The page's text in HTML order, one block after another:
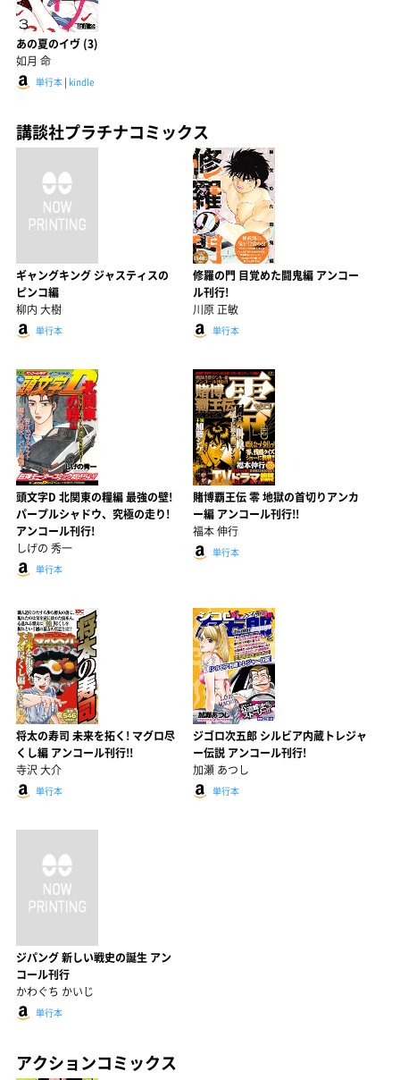
あの夏のイヴ (3)
如月 命
単行本 | kindle
講談社プラチナコミックス
ギャングキング ジャスティスの
ピンコ編
柳内 大樹
単行本
修羅の門 目覚めた闘鬼編 アンコー
ル刊行!
川原 正敏
単行本
頭文字D 北関東の糧編 最強の壁!
パープルシャドウ、究極の走り!
アンコール刊行!
しげの 秀一
単行本
賭博覇王伝 零 地獄の首切りアンカ
ー編 アンコール刊行!!
福本 伸行
単行本
将太の寿司 未来を拓く! マグロ尽
くし編 アンコール刊行!!
寺沢 大介
単行本
ジゴロ次五郎 シルビア内蔵トレジャ
ー伝説 アンコール刊行!
加瀬 あつし
単行本
ジパング 新しい戦史の誕生 アン
コール刊行
かわぐち かいじ
単行本
アクションコミックス